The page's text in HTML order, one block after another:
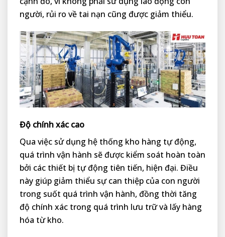
người, rủi ro về tai nạn cũng được giảm thiểu.
Độ chính xác cao
Qua việc sử dụng hệ thống kho hàng tự động,
quá trình vận hành sẽ được kiểm soát hoàn toàn
bởi các thiết bị tự động tiên tiến, hiện đại. Điều
này giúp giảm thiểu sự can thiệp của con người
trong suốt quá trình vận hành, đồng thời tăng
độ chính xác trong quá trình lưu trữ và lấy hàng
hóa từ kho.